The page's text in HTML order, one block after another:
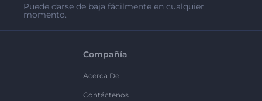
Puede darse de baja fácilmente en cualquier
momento.
Compañía
Acerca De
Contáctenos